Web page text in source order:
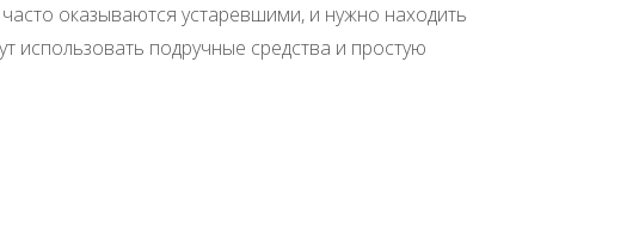
оказываются устаревшими, и нужно находить
подручные средства и простую